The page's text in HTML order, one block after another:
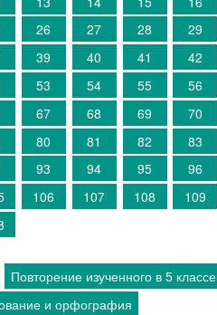
26 27 28 29
39 40 41 42
53 54 55 56
67 68 69 70
80 81 82 83
93 94 95 96
106 107 108 109
Повторение изученного в 5 классе
и орфография